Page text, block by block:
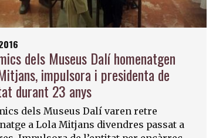
dels Museus Dalí homenatgen
impulsora i presidenta de
durant 23 anys
dels Museus Dalí varen retre
a Lola Mitjans divendres passat a